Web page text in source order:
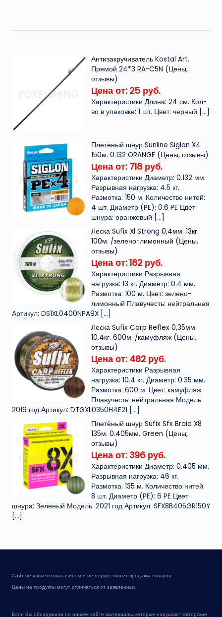
Антизакручиватель Kostal Art.
Прямой 24*3 RA-C5N (Цены,
отзывы)
Цена от: 25 руб.
Характеристики Длина: 24 см. Кол-
во в упаковке: 1 шт. Цвет: черный […]
Плетёный шнур Sunline Siglon X4
150м. 0.132 ORANGE (Цены, отзывы)
Цена от: 718 руб.
Характеристики Диаметр: 0.132 мм.
Разрывная нагрузка: 4.5 кг.
Размотка: 150 м. Количество нитей:
4 шт. Диаметр (PE): 0.6 PE Цвет
шнура: оранжевый […]
Леска Sufix Xl Strong 0,4мм. 13кг.
100м. /зелено-лимонный (Цены,
отзывы)
Цена от: 182 руб.
Характеристики Разрывная
нагрузка: 13 кг. Диаметр: 0.4 мм.
Размотка: 100 м. Цвет: зелено-
лимонный Плавучесть: нейтральная
Артикул: DS1XL0400NPA9X […]
Леска Sufix Carp Reflex 0,35мм.
10,4кг. 600м. /камуфляж (Цены,
отзывы)
Цена от: 482 руб.
Характеристики Разрывная
нагрузка: 10.4 кг. Диаметр: 0.35 мм.
Размотка: 600 м. Цвет: камуфляж
Плавучесть: нейтральная Модель:
2019 год Артикул: DTGXL0350H4E21 […]
Плетёный шнур Sufix Sfx Braid X8
135м. 0.405мм. Green (Цены,
отзывы)
Цена от: 396 руб.
Характеристики Диаметр: 0.405 мм.
Разрывная нагрузка: 46 кг.
Размотка: 135 м. Количество нитей:
8 шт. Диаметр (PE): 6 PE Цвет
шнура: Зеленый Модель: 2021 год Артикул: SFX8B405GR150Y
[…]
Сайт не является магазином и не осуществляет продажи товаров.
Цены на продукты могут отличаться от заявленных.
Если Вы обнаружили на нашем сайте материалы, которые нарушают авторские